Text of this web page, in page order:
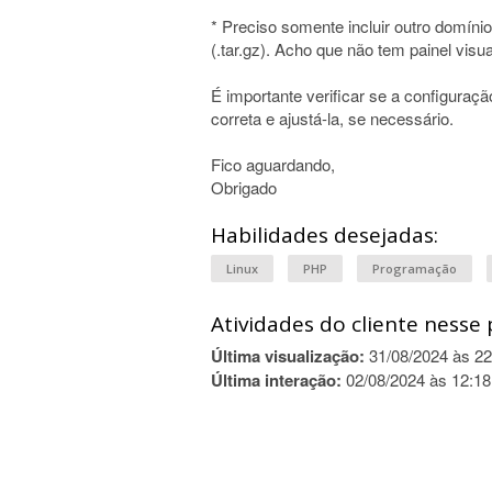
* Preciso somente incluir outro
(.tar.gz). Acho que não tem painel
É importante verificar se a
correta e ajustá-la, se necessário.
Fico aguardando,
Obrigado
Habilidades desejadas:
Linux PHP Programação
Atividades do cliente nesse
Última visualização: 31/08/2024 às
Última interação: 02/08/2024 às 12:18